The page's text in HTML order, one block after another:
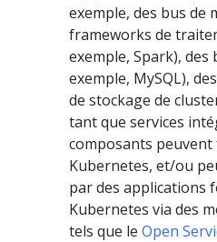
exemple, des bus de
frameworks de
exemple, Spark), des
exemple, MySQL),
de stockage de
tant que services
composants
Kubernetes, et/ou
par des applications
Kubernetes via des
tels que le Open